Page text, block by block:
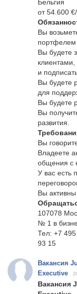
Бельгия
от 54.600
Вы
портфелем
Вы будете
клиентами,
и
Вы будете
для
Вы будете
Вы
развития.
Вы
Владеете
общения с
У вас есть
Вы
107078
№ 1 в
Тел: +7
93 15
Вакансия
Executive
Вакансия